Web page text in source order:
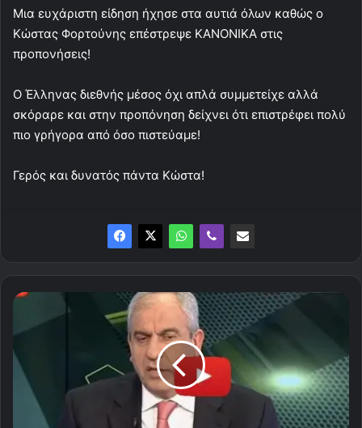
Μια ευχάριστη είδηση ήχησε στα αυτιά όλων καθώς ο
Κώστας Φορτούνης επέστρεψε ΚΑΝΟΝΙΚΑ στις
προπονήσεις!
Ο Έλληνας διεθνής μέσος όχι απλά συμμετείχε αλλά
σκόραρε και στην προπόνηση δείχνει ότι επιστρέφει πολύ
πιο γρήγορα από όσο πιστεύαμε!
Γερός και δυνατός πάντα Κώστα!
Το
με
τις
διαιτητικές
αποφάσεις
σύμφωνα